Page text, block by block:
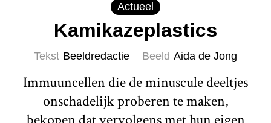
Actueel
Kamikazeplastics
Tekst Beeldredactie Beeld Aida de Jong
Immuuncellen die de minuscule deeltjes
onschadelijk proberen te maken,